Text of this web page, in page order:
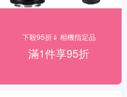
下殺95折⇓ 相機指定品
滿1件享95折